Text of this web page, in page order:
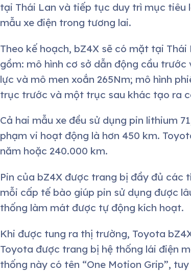
tại Thái Lan và tiếp tục duy trì mục tiêu
mẫu xe điện trong tương lai.
Theo kế hoạch, bZ4X sẽ có mặt tại
gồm: mô hình cơ sở dẫn động cầu
lực và mô men xoắn 265Nm; mô hình
trục trước và một trục sau khác tạo ra
Cả hai mẫu xe đều sử dụng pin lithium
phạm vi hoạt động là hơn 450 km.
năm hoặc 240.000 km.
Pin của bZ4X được trang bị đầy đủ các
mỗi cấp tế bào giúp pin sử dụng được
thống làm mát được tự động kích hoạt.
Khi được tung ra thị trường, Toyota
Toyota được trang bị hệ thống lái điện
thống này có tên “One Motion Grip”,